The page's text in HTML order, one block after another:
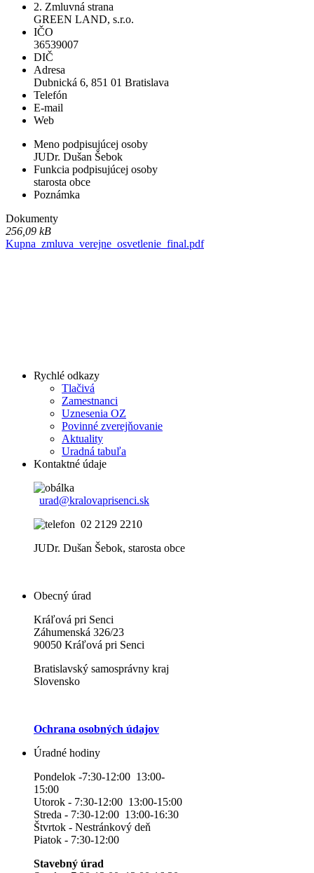
2. Zmluvná strana
GREEN LAND, s.r.o.
IČO
36539007
DIČ
Adresa
Dubnická 6, 851 01 Bratislava
Telefón
E-mail
Web
Meno podpisujúcej osoby
JUDr. Dušan Šebok
Funkcia podpisujúcej osoby
starosta obce
Poznámka
Dokumenty
256,09 kB
Kupna_zmluva_verejne_osvetlenie_final.pdf
Rychlé odkazy
Tlačivá
Zamestnanci
Uznesenia OZ
Povinné zverejňovanie
Aktuality
Uradná tabuľa
Kontaktné údaje
urad@kralovaprisenci.sk
02 2129 2210
JUDr. Dušan Šebok, starosta obce
Obecný úrad
Kráľová pri Senci
Záhumenská 326/23
90050 Kráľová pri Senci
Bratislavský samosprávny kraj
Slovensko
Ochrana osobných údajov
Úradné hodiny
Pondelok -7:30-12:00 13:00-
15:00
Utorok - 7:30-12:00 13:00-15:00
Streda - 7:30-12:00 13:00-16:30
Štvrtok - Nestránkový deň
Piatok - 7:30-12:00
Stavebný úrad